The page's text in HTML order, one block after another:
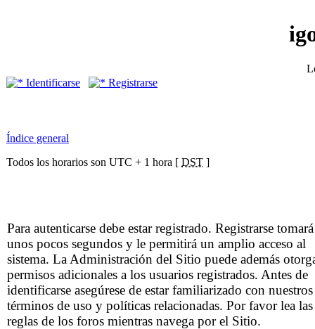
Identificarse
Registrarse
Índice general
Todos los horarios son UTC + 1 hora [ DST ]
Para autenticarse debe estar registrado. Registrarse
unos pocos segundos y le permitirá un amplio acceso al
sistema. La Administración del Sitio puede además
permisos adicionales a los usuarios registrados. Antes de
identificarse asegúrese de estar familiarizado con nuestros
términos de uso y políticas relacionadas. Por favor lea las
reglas de los foros mientras navega por el Sitio.